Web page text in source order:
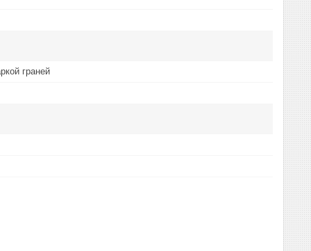
граней